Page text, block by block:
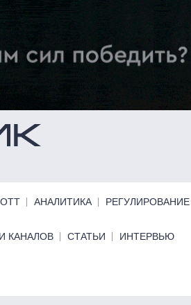
ОТТ АНАЛИТИКА РЕГУЛИРОВАНИЕ
КАНАЛОВ СТАТЬИ ИНТЕРВЬЮ